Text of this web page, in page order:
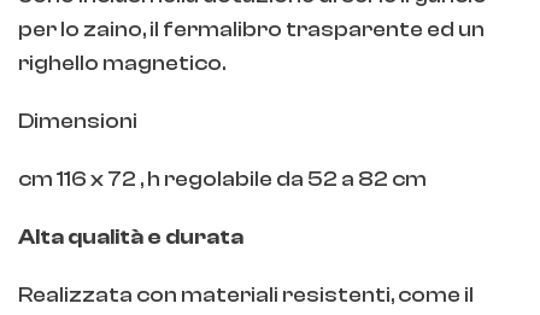
per lo zaino, il fermalibro trasparente ed un
righello magnetico.
Dimensioni
cm 116 x 72 , h regolabile da 52 a 82 cm
Alta qualità e durata
Realizzata con materiali resistenti, come il